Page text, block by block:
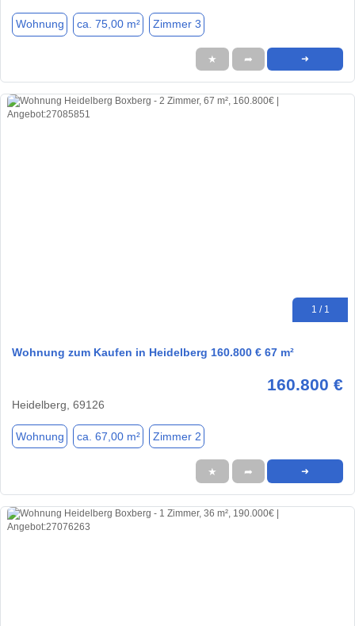
Wohnung ca. 75,00 m² Zimmer 3
★ ➦ ➜
1 / 1
Wohnung zum Kaufen in Heidelberg 160.800 € 67 m²
160.800 €
Heidelberg, 69126
Wohnung ca. 67,00 m² Zimmer 2
★ ➦ ➜